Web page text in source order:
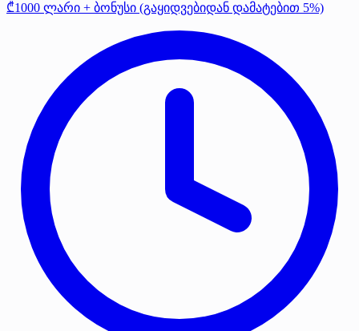
₾1000 ლარი + ბონუსი (გაყიდვებიდან დამატებით 5%)